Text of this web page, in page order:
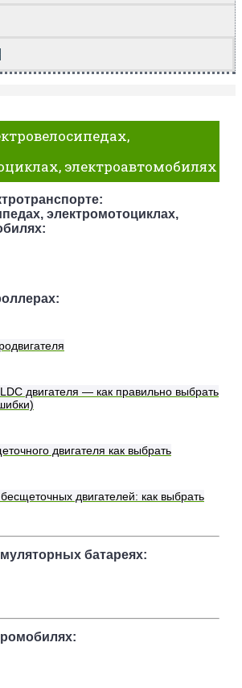
электроавтомобилях
электромотоциклах,
двигателя — как правильно выбрать
двигателя как выбрать
двигателей: как выбрать
батареях: